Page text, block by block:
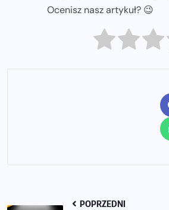
Ocenisz nasz artykuł? 😉
POPRZEDNI